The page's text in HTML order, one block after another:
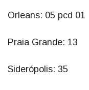
Orleans: 05 pcd 01
Praia Grande: 13
Siderópolis: 35